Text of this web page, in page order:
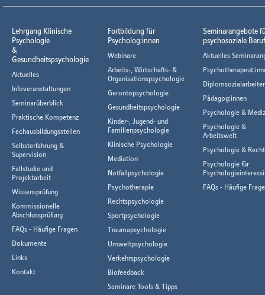
Lehrgang Klinische
Psychologie
&
Gesundheitspsychologie
Aktuelles
Infoveranstaltungen
Seminarüberblick
Praktische Kompetenz
Fachausbildungsstellen
Selbsterfahrung &
Supervision
Fallstudie und
Projektarbeit
Wissensprüfung
Kommissionelle
Abschlussprüfung
FAQs - Häufige Fragen
Dokumente
Links
Kontakt
Fortbildung für
Psycholog:innen
Webinare
Arbeits-, Wirtschafts- &
Organisationspsychologie
Gerontopsychologie
Gesundheitspsychologie
Kinder-, Jugend- und
Familienpsychologie
Klinische Psychologie
Mediation
Notfallpsychologie
Psychotherapie
Rechtspsychologie
Sportpsychologie
Traumapsychologie
Umweltpsychologie
Verkehrspsychologie
Biofeedback
Seminare Tools & Tipps
Seminarangebote
psychosoziale
Aktuelles
Pädagog:innen
Psychologie &
Psychologie &
Arbeitswelt
Psychologie & Recht
Psychologie für
FAQs - Häufige